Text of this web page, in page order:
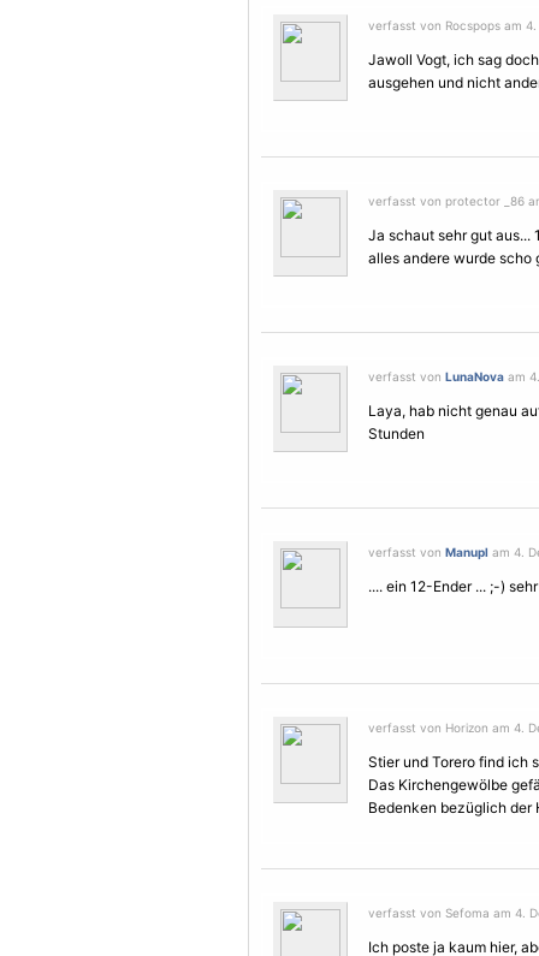
verfasst von Rocspops am
Jawoll Vogt, ich sag
ausgehen und nicht
verfasst von protector _86
Ja schaut sehr gut aus...
alles andere wurde scho
verfasst von LunaNova am
Laya, hab nicht genau
Stunden
verfasst von Manupl am 4.
.... ein 12-Ender ... ;-)
verfasst von Horizon am 4.
Stier und Torero find ich
Das Kirchengewölbe
Bedenken bezüglich der
verfasst von Sefoma am 4.
Ich poste ja kaum hier,